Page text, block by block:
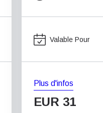
Valable Pour
Plus d'infos
EUR 31